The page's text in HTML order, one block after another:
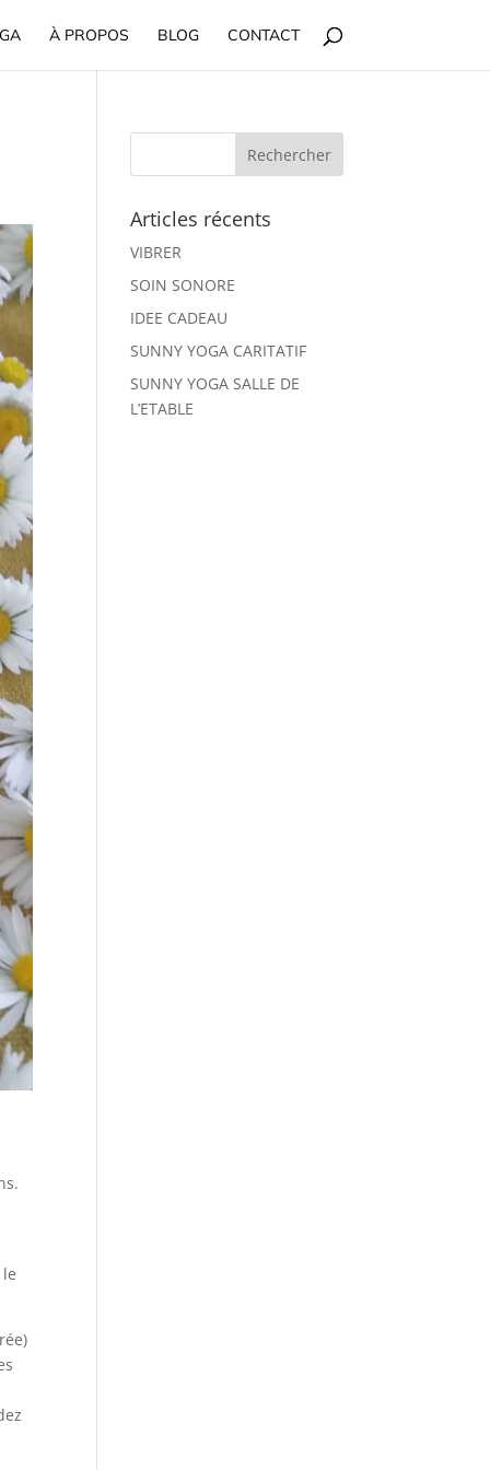
À PROPOS BLOG CONTACT
Articles récents
VIBRER
SOIN SONORE
IDEE CADEAU
SUNNY YOGA CARITATIF
SUNNY YOGA SALLE DE
L’ETABLE